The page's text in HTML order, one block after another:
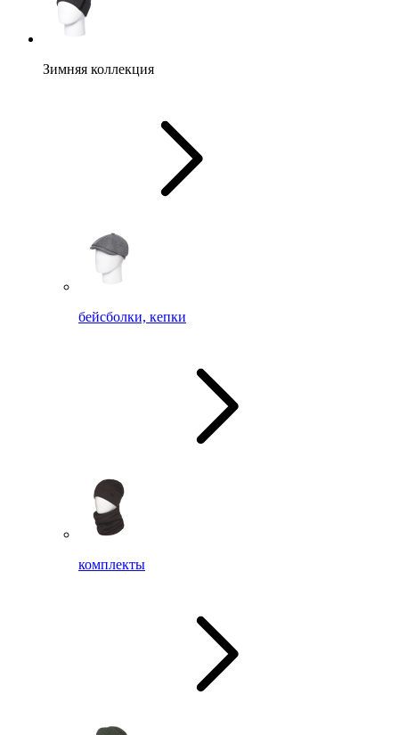
Зимняя коллекция
бейсболки, кепки
комплекты